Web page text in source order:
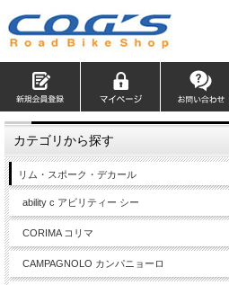
カテゴリから探す
リム・スポーク・デカール
ability c アビリティー シー
CORIMA コリマ
CAMPAGNOLO カンパニョーロ